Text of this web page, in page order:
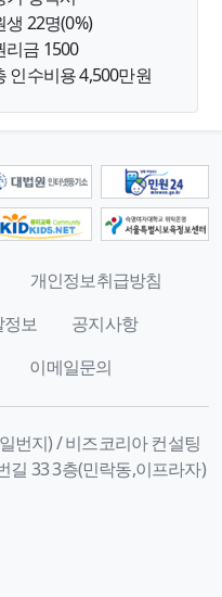
생 22명(0%)
리금 1500
인수비용 4,500만원
개인정보취급방침
보
공지사항
이메일문의
번지) / 비즈코리아 컨설팅
길 33 3층(민락동,이프라자)